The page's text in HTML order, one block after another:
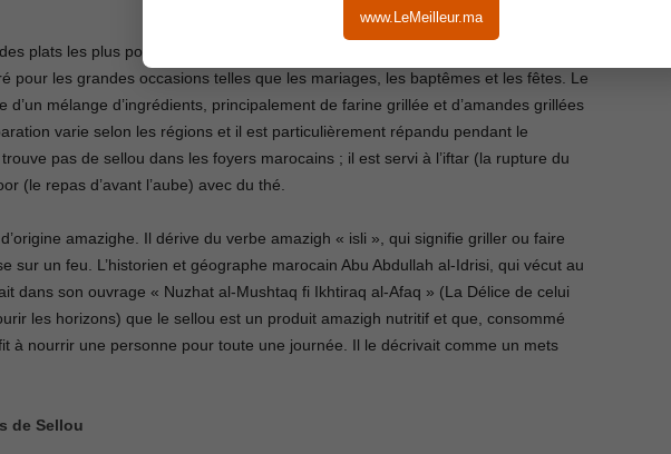
www.LeMeilleur.ma
plats les plus populaires de la cuisine marocaine pendant le Ramadan. Il est
pour les grandes occasions telles que les mariages, les baptêmes et les fêtes. Le
d’un mélange d’ingrédients, principalement de farine grillée et d’amandes grillées
varie selon les régions et il est particulièrement répandu pendant le
pas de sellou dans les foyers marocains ; il est servi à l’iftar (la rupture du
(le repas d’avant l’aube) avec du thé.
amazighe. Il dérive du verbe amazigh « isli », qui signifie griller ou faire
sur un feu. L’historien et géographe marocain Abu Abdullah al-Idrisi, qui vécut au
dans son ouvrage « Nuzhat al-Mushtaq fi Ikhtiraq al-Afaq » (La Délice de celui
les horizons) que le sellou est un produit amazigh nutritif et que, consommé
à nourrir une personne pour toute une journée. Il le décrivait comme un mets
de Sellou